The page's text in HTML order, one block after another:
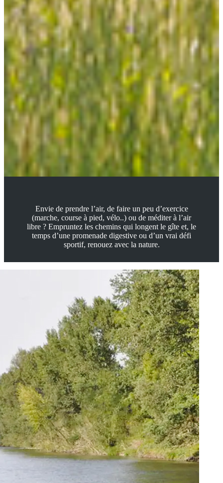
Envie de prendre l’air, de faire un peu d’exercice
(marche, course à pied, vélo..) ou de méditer à l’air
libre ? Empruntez les chemins qui longent le gîte et, le
temps d’une promenade digestive ou d’un vrai défi
sportif, renouez avec la nature.